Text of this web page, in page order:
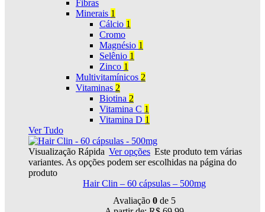
Fibras
Minerais 1
Cálcio 1
Cromo
Magnésio 1
Selênio 1
Zinco 1
Multivitamínicos 2
Vitaminas 2
Biotina 2
Vitamina C 1
Vitamina D 1
Ver Tudo
Visualização Rápida Ver opções Este produto tem várias
variantes. As opções podem ser escolhidas na página do
produto
Hair Clin – 60 cápsulas – 500mg
Avaliação 0 de 5